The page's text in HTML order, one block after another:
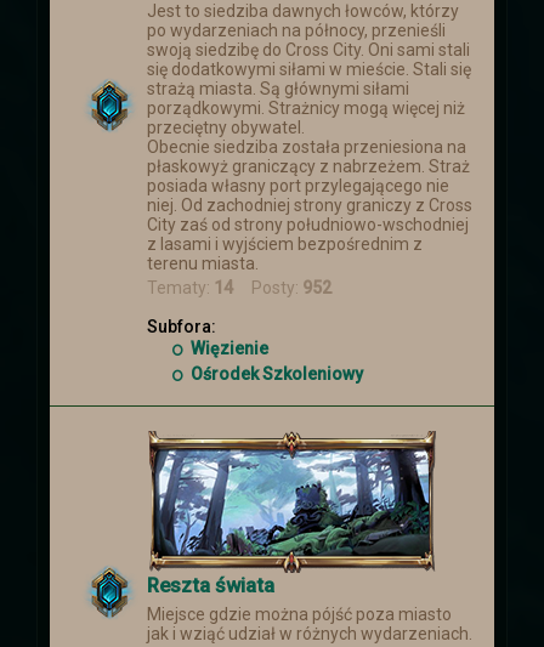
Jest to siedziba dawnych łowców, którzy
po wydarzeniach na północy, przenieśli
swoją siedzibę do Cross City. Oni sami stali
się dodatkowymi siłami w mieście. Stali się
strażą miasta. Są głównymi siłami
porządkowymi. Strażnicy mogą więcej niż
przeciętny obywatel.
Obecnie siedziba została przeniesiona na
płaskowyż graniczący z nabrzeżem. Straż
posiada własny port przylegającego nie
niej. Od zachodniej strony graniczy z Cross
City zaś od strony południowo-wschodniej
z lasami i wyjściem bezpośrednim z
terenu miasta.
Tematy: 14 Posty: 952
Subfora:
Więzienie
Ośrodek Szkoleniowy
Reszta świata
Miejsce gdzie można pójść poza miasto
jak i wziąć udział w różnych wydarzeniach.